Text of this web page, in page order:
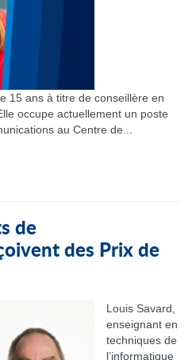
15 ans à titre de conseillère en
occupe actuellement un poste
au Centre de...
de
des Prix de
Louis Savard,
enseignant en
techniques de
l’informatique